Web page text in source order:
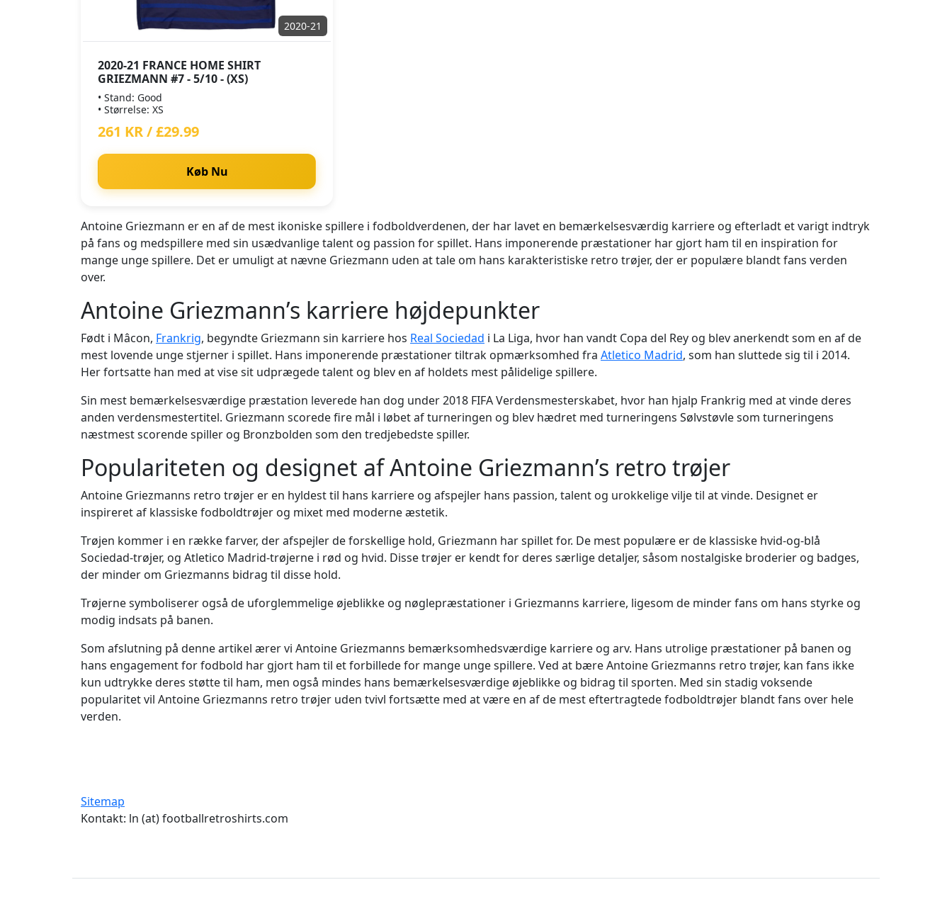
2020-21
2020-21 FRANCE HOME SHIRT
GRIEZMANN #7 - 5/10 - (XS)
• Stand: Good
• Størrelse: XS
261 KR / £29.99
Køb Nu
Antoine Griezmann er en af de mest ikoniske spillere i fodboldverdenen, der har lavet en bemærkelsesværdig karriere og efterladt et varigt indtryk
på fans og medspillere med sin usædvanlige talent og passion for spillet. Hans imponerende præstationer har gjort ham til en inspiration for
mange unge spillere. Det er umuligt at nævne Griezmann uden at tale om hans karakteristiske retro trøjer, der er populære blandt fans verden
over.
Antoine Griezmann’s karriere højdepunkter
Født i Mâcon, Frankrig, begyndte Griezmann sin karriere hos Real Sociedad i La Liga, hvor han vandt Copa del Rey og blev anerkendt som en af de
mest lovende unge stjerner i spillet. Hans imponerende præstationer tiltrak opmærksomhed fra Atletico Madrid, som han sluttede sig til i 2014.
Her fortsatte han med at vise sit udprægede talent og blev en af holdets mest pålidelige spillere.
Sin mest bemærkelsesværdige præstation leverede han dog under 2018 FIFA Verdensmesterskabet, hvor han hjalp Frankrig med at vinde deres
anden verdensmestertitel. Griezmann scorede fire mål i løbet af turneringen og blev hædret med turneringens Sølvstøvle som turneringens
næstmest scorende spiller og Bronzbolden som den tredjebedste spiller.
Populariteten og designet af Antoine Griezmann’s retro trøjer
Antoine Griezmanns retro trøjer er en hyldest til hans karriere og afspejler hans passion, talent og urokkelige vilje til at vinde. Designet er
inspireret af klassiske fodboldtrøjer og mixet med moderne æstetik.
Trøjen kommer i en række farver, der afspejler de forskellige hold, Griezmann har spillet for. De mest populære er de klassiske hvid-og-blå
Sociedad-trøjer, og Atletico Madrid-trøjerne i rød og hvid. Disse trøjer er kendt for deres særlige detaljer, såsom nostalgiske broderier og badges,
der minder om Griezmanns bidrag til disse hold.
Trøjerne symboliserer også de uforglemmelige øjeblikke og nøglepræstationer i Griezmanns karriere, ligesom de minder fans om hans styrke og
modig indsats på banen.
Som afslutning på denne artikel ærer vi Antoine Griezmanns bemærksomhedsværdige karriere og arv. Hans utrolige præstationer på banen og
hans engagement for fodbold har gjort ham til et forbillede for mange unge spillere. Ved at bære Antoine Griezmanns retro trøjer, kan fans ikke
kun udtrykke deres støtte til ham, men også mindes hans bemærkelsesværdige øjeblikke og bidrag til sporten. Med sin stadig voksende
popularitet vil Antoine Griezmanns retro trøjer uden tvivl fortsætte med at være en af de mest eftertragtede fodboldtrøjer blandt fans over hele
verden.
Sitemap
Kontakt: ln (at) footballretroshirts.com